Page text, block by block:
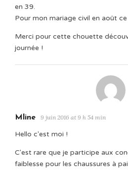
en 39.
Pour mon mariage civil en août
Merci pour cette chouette
journée !
Mline 9 juin 2016 at 9 h 54 min
Hello c'est moi !
C'est rare que je participe aux
faiblesse pour les chaussures à